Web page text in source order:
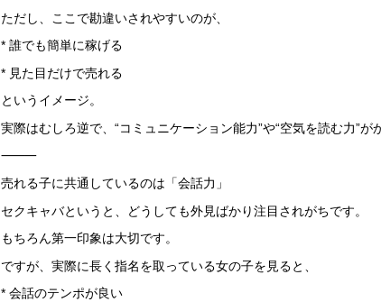
ただし、ここで勘違いされやすいのが、
* 誰でも簡単に稼げる
* 見た目だけで売れる
というイメージ。
実際はむしろ逆で、“コミュニケーション能力”や“空気を読む力”が
⸻
売れる子に共通しているのは「会話力」
セクキャバというと、どうしても外見ばかり注目されがちです。
もちろん第一印象は大切です。
ですが、実際に長く指名を取っている女の子を見ると、
* 会話のテンポが良い